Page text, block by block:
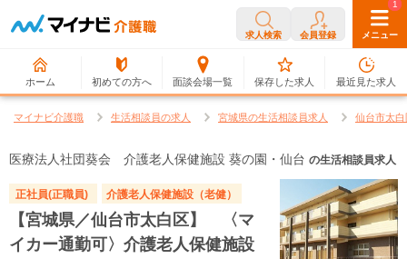
求人検索 会員登録 メニュー
ホーム 初めての方へ 面談会場一覧
0
保存した求人
1
最近見た求人
マイナビ介護職 生活相談員の求人 宮城県の生活相談員求人 仙台市太
医療法人社団葵会 介護老人保健施設 葵の園・仙台 の生活相談員求人
正社員(正職員) 介護老人保健施設（老健）
【宮城県／仙台市太白区】 〈マ
イカー通勤可〉介護老人保健施設